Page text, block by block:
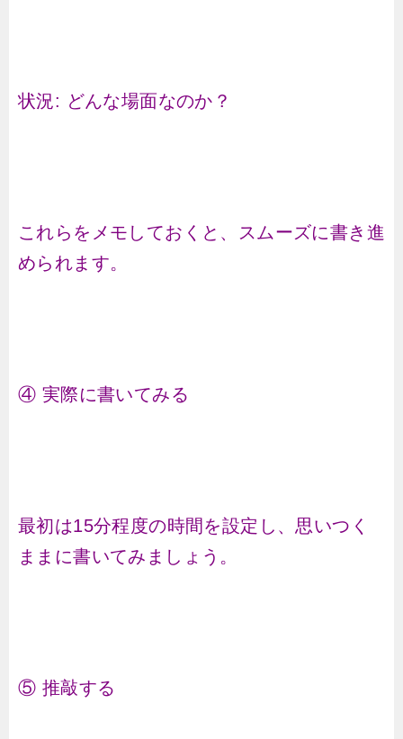
状況: どんな場面なのか？
これらをメモしておくと、スムーズに書き進
められます。
④ 実際に書いてみる
最初は15分程度の時間を設定し、思いつく
ままに書いてみましょう。
⑤ 推敲する